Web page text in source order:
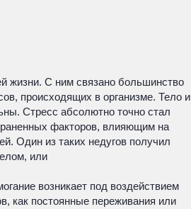
жизни. С ним связано большинство
происходящих в организме. Тело и
Стресс абсолютно точно стал
факторов, влияющим на
Один из таких недугов получил
или
возникает под воздействием
как постоянные переживания или